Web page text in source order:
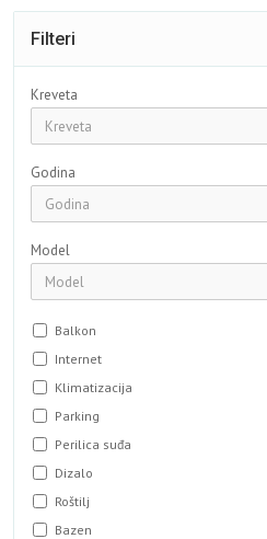
Filteri
Kreveta
Godina
Model
Balkon
Internet
Klimatizacija
Parking
Perilica suđa
Dizalo
Roštilj
Bazen